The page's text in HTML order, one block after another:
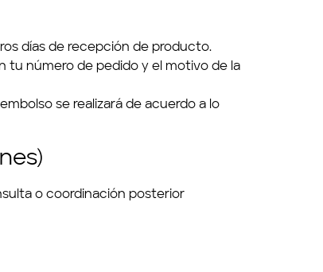
días de recepción de producto.
tu número de pedido y el motivo de la
se realizará de acuerdo a lo
o coordinación posterior